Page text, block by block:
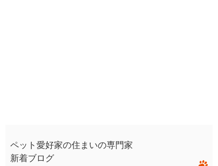
ペット愛好家の住まいの専門家
新着ブログ